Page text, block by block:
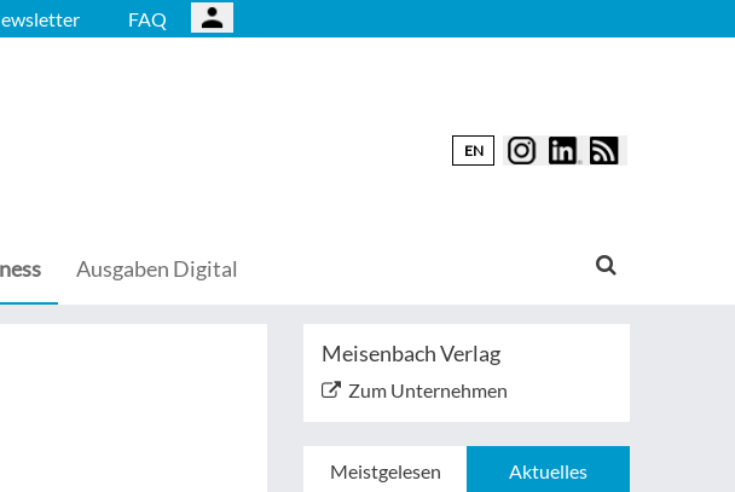
FAQ
EN
Ausgaben Digital
Meisenbach Verlag
Zum Unternehmen
Meistgelesen Aktuelles